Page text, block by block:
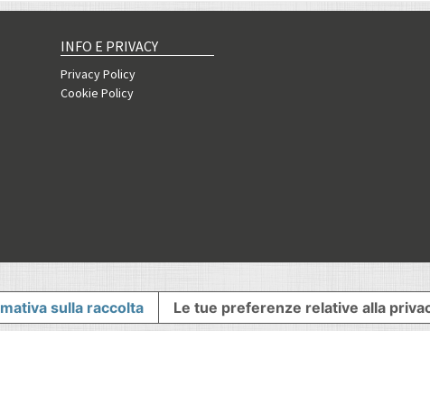
INFO E PRIVACY
Privacy Policy
Cookie Policy
sulla raccolta Le tue preferenze relative alla